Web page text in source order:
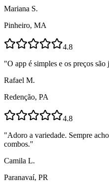
Mariana S.
Pinheiro, MA
4.8
"O app é simples e os preços
Rafael M.
Redenção, PA
4.8
"Adoro a variedade. Sempre
combos."
Camila L.
Paranavaí, PR